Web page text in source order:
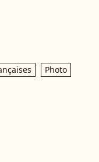
Photo